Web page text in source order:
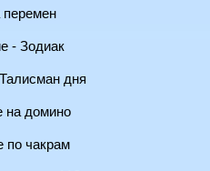
перемен
- Зодиак
дня
на домино
по чакрам